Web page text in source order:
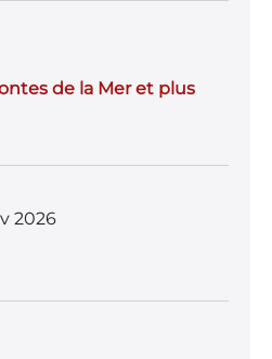
de la Mer et plus
2026